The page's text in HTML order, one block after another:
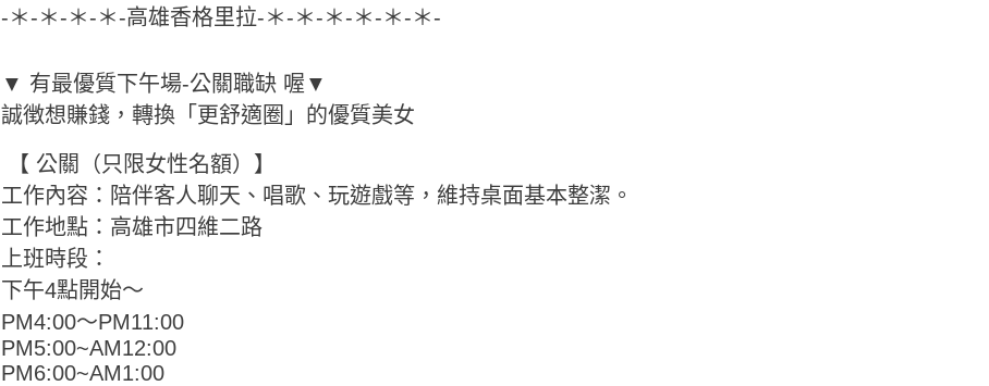
-＊-＊-＊-＊-高雄香格里拉-＊-＊-＊-＊-＊-＊-
▼ 有最優質下午場-公關職缺 喔▼
誠徴想賺錢，轉換「更舒適圈」的優質美女
【 公關（只限女性名額）】
工作內容：陪伴客人聊天、唱歌、玩遊戲等，維持桌面基本整潔。
工作地點：高雄市四維二路
上班時段：
下午4點開始～
PM4:00～PM11:00
PM5:00~AM12:00
PM6:00~AM1:00